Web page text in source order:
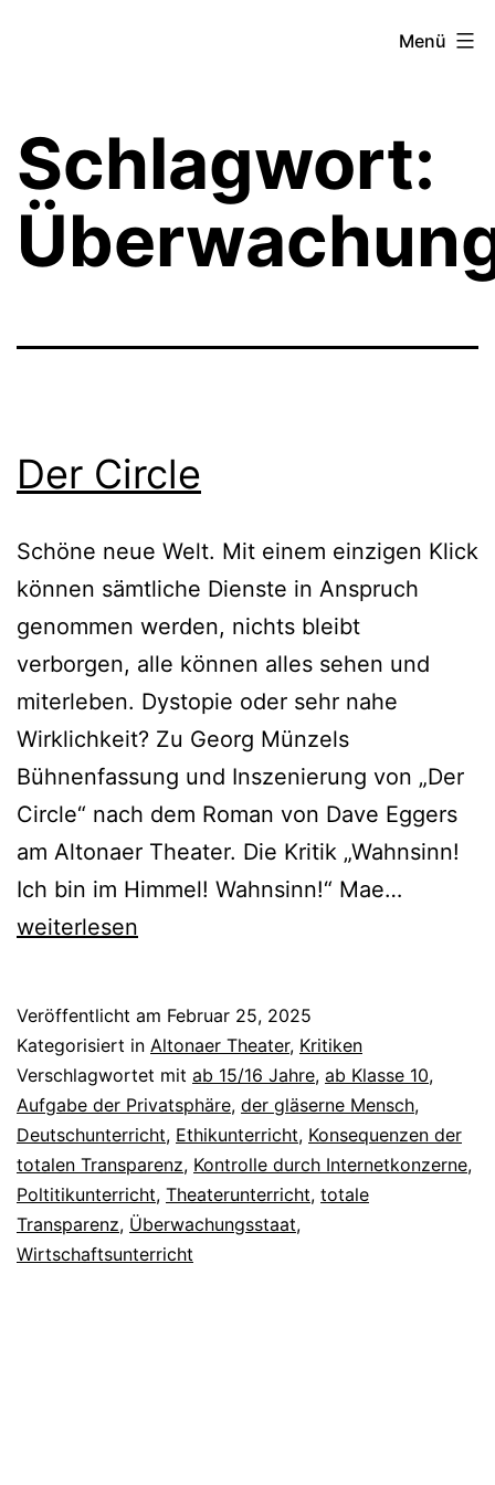
Menü
Schlagwort:
Der Circle
Schöne neue Welt. Mit einem einzigen Klick
können sämtliche Dienste in Anspruch
genommen werden, nichts bleibt
verborgen, alle können alles sehen und
miterleben. Dystopie oder sehr nahe
Wirklichkeit? Zu Georg Münzels
Bühnenfassung und Inszenierung von „Der
Circle“ nach dem Roman von Dave Eggers
am Altonaer Theater. Die Kritik „Wahnsinn!
Ich bin im Himmel! Wahnsinn!“ Mae…
weiterlesen
Veröffentlicht am Februar 25, 2025
Kategorisiert in Altonaer Theater, Kritiken
Verschlagwortet mit ab 15/16 Jahre, ab Klasse 10,
Aufgabe der Privatsphäre, der gläserne Mensch,
Deutschunterricht, Ethikunterricht, Konsequenzen der
totalen Transparenz, Kontrolle durch Internetkonzerne,
Poltitikunterricht, Theaterunterricht, totale
Transparenz, Überwachungsstaat,
Wirtschaftsunterricht